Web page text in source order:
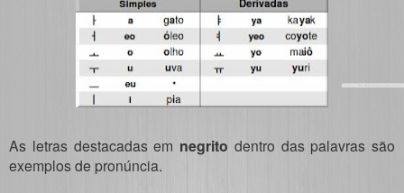
As letras destacadas em negrito dentro das palavras são
exemplos de pronúncia.